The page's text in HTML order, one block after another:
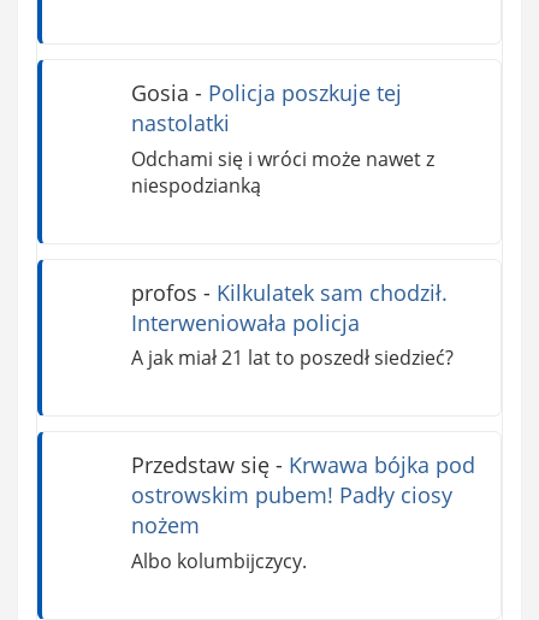
Gosia - Policja poszkuje tej
nastolatki
Odchami się i wróci może nawet z
niespodzianką
profos - Kilkulatek sam chodził.
Interweniowała policja
A jak miał 21 lat to poszedł siedzieć?
Przedstaw się- Krwawa bójka pod
ostrowskim pubem! Padły ciosy
nożem
Albo kolumbijczycy.